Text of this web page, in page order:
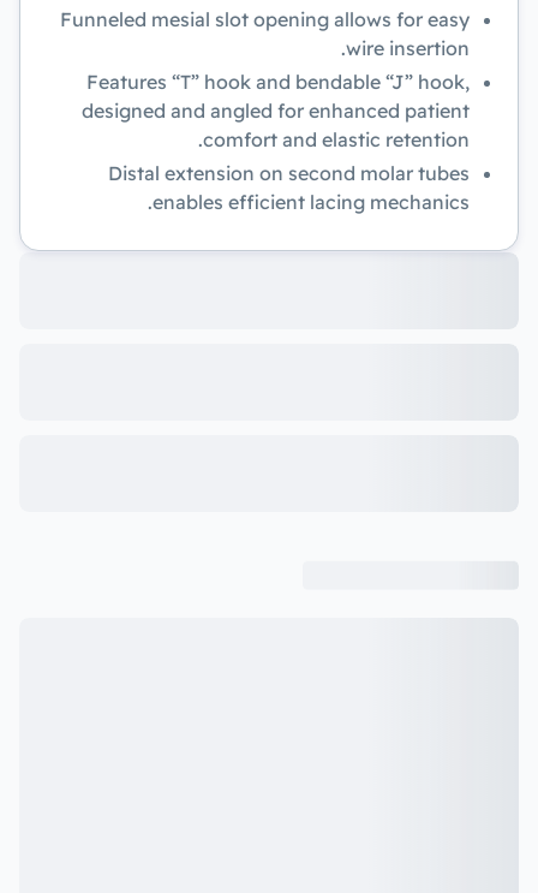
Funneled mesial slot opening allows for easy
wire insertion.
Features “T” hook and bendable “J” hook,
designed and angled for enhanced patient
comfort and elastic retention.
Distal extension on second molar tubes
enables efficient lacing mechanics.